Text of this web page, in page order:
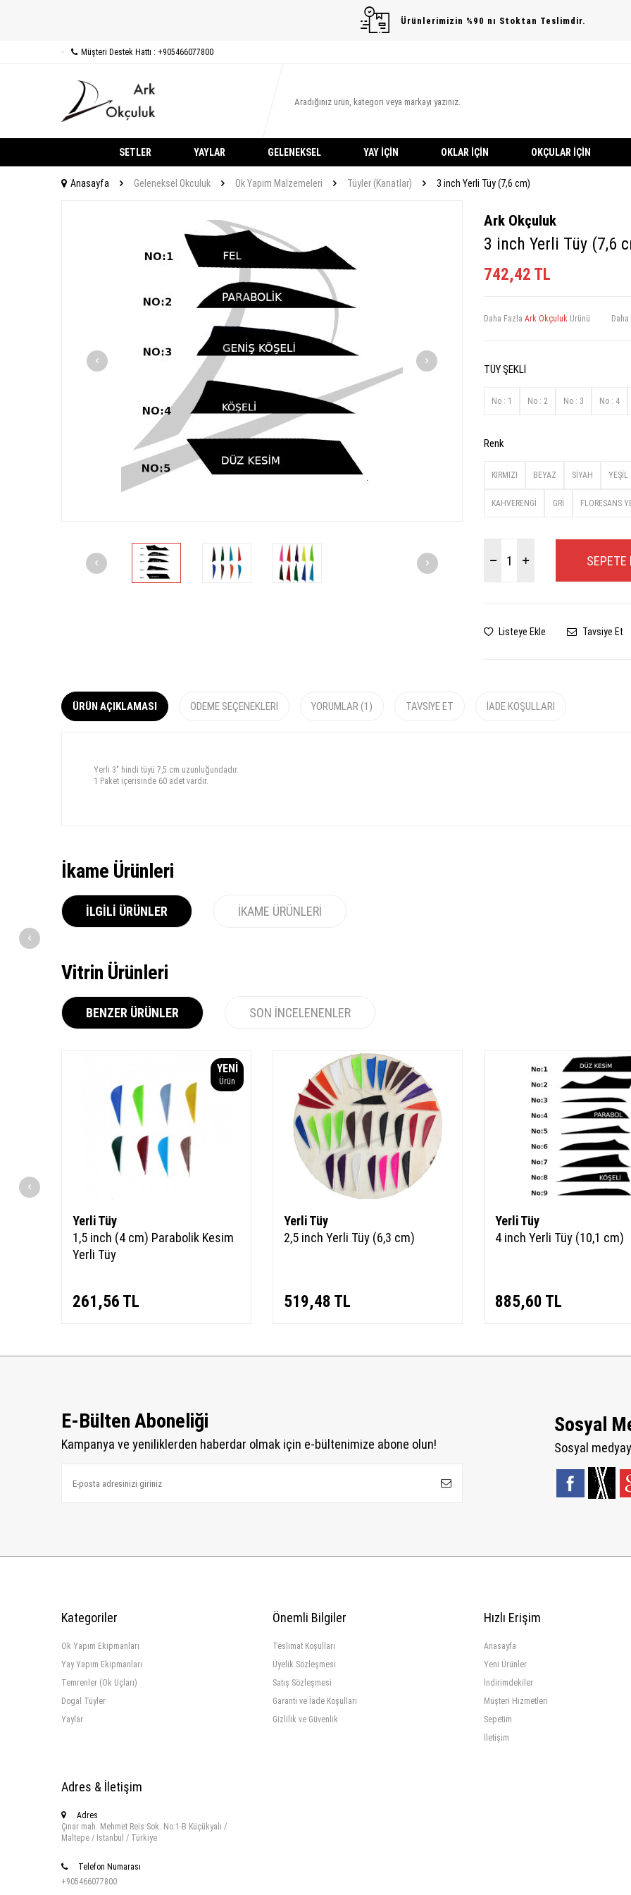
Ürünlerimizin %90 nı Stoktan Teslimdir.
Müşteri Destek Hattı : +905466077800
SETLER YAYLAR GELENEKSEL YAY İÇIN OKLAR İÇIN OKÇULAR İÇIN
Anasayfa Geleneksel Okculuk Ok Yapım Malzemeleri Tüyler (Kanatlar) 3 inch Yerli Tüy (7,6 cm)
Ark Okçuluk
3 inch Yerli Tüy (7,6
742,42 TL
Daha Fazla Ark Okçuluk Ürünü
TÜY ŞEKLİ
No : 1 No : 2 No : 3 No : 4
Renk
KIRMIZI BEYAZ SİYAH YEŞİL
KAHVERENGİ GRİ FLORESANS
SEPETE
Listeye Ekle Tavsiye Et
ÜRÜN AÇIKLAMASI ÖDEME SEÇENEKLERI YORUMLAR (1) TAVSIYE ET İADE KOŞULLARI
Yerli 3" hindi tüyü 7,5 cm uzunluğundadır.
1 Paket içerisinde 60 adet vardır.
İkame Ürünleri
İLGILI ÜRÜNLER İKAME ÜRÜNLERI
Vitrin Ürünleri
BENZER ÜRÜNLER SON İNCELENENLER
YENI
Ürün
Yerli Tüy
1,5 inch (4 cm) Parabolik Kesim
Yerli Tüy
261,56 TL
Yerli Tüy
2,5 inch Yerli Tüy (6,3 cm)
519,48 TL
Yerli Tüy
4 inch Yerli Tüy (10,1 cm)
885,60 TL
E-Bülten Aboneliği
Kampanya ve yeniliklerden haberdar olmak için e-bültenimize abone olun!
Sosyal
Sosyal
Kategoriler
Ok Yapım Ekipmanları
Yay Yapım Ekipmanları
Temrenler (Ok Uçları)
Dogal Tüyler
Yaylar
Önemli Bilgiler
Teslimat Koşulları
Üyelik Sözleşmesi
Satış Sözleşmesi
Garanti ve İade Koşulları
Gizlilik ve Güvenlik
Hızlı Erişim
Anasayfa
Yeni Ürünler
İndirimdekiler
Müşteri Hizmetleri
Sepetim
İletişim
Adres & İletişim
Adres
Çınar mah. Mehmet Reis Sok. No:1-B Küçükyalı /
Maltepe / Istanbul / Türkiye
Telefon Numarası
+905466077800